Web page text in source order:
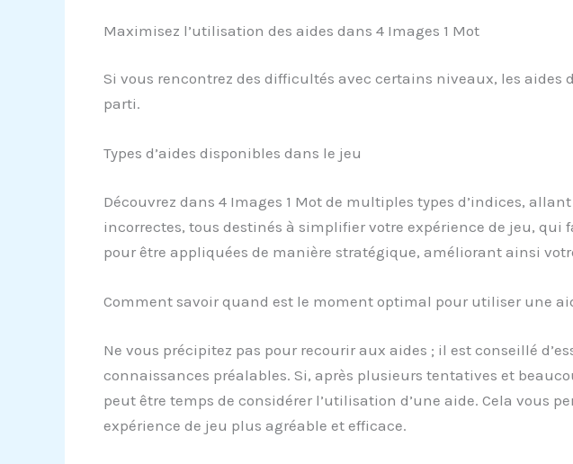
Maximisez l’utilisation des aides dans 4 Images 1 Mot
Si vous rencontrez des difficultés avec certains niveaux, les
parti.
Types d’aides disponibles dans le jeu
Découvrez dans 4 Images 1 Mot de multiples types d’indices,
incorrectes, tous destinés à simplifier votre expérience de jeu,
pour être appliquées de manière stratégique, améliorant ainsi
Comment savoir quand est le moment optimal pour utiliser une
Ne vous précipitez pas pour recourir aux aides ; il est conseillé
connaissances préalables. Si, après plusieurs tentatives et
peut être temps de considérer l’utilisation d’une aide. Cela vous
expérience de jeu plus agréable et efficace.